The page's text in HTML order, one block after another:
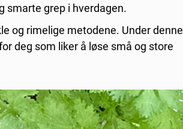
smarte grep i hverdagen.
og rimelige metodene. Under denne
deg som liker å løse små og store